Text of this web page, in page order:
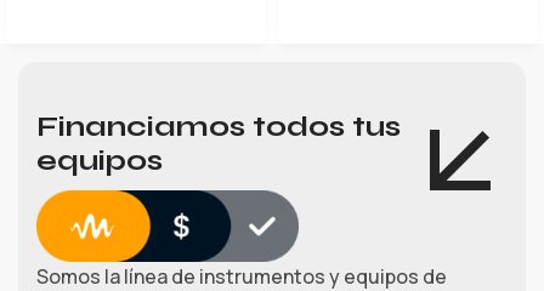
Financiamos todos tus
equipos
Somos la línea de instrumentos y equipos de